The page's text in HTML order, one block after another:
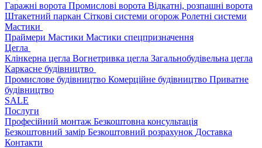
Гаражні ворота Промислові ворота Відкатні, розпашні ворота
Штакетний паркан Сіткові системи огорож Ролетні системи
Мастики
Праймери Мастики Мастики спецпризначення
Цегла
Клінкерна цегла Вогнетривка цегла Загальнобудівельна цегла
Каркасне будівництво
Промислове будівництво Комерційне будівництво Приватне
будівництво
SALE
Послуги
Професійний монтаж Безкоштовна консультація
Безкоштовний замір Безкоштовний розрахунок Доставка
Контакти